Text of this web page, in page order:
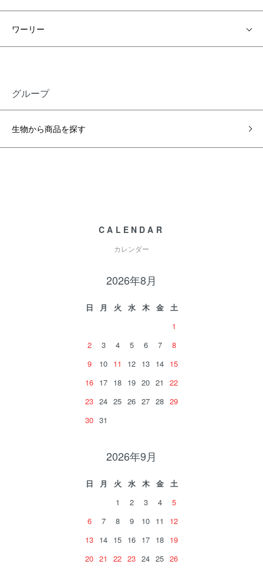
ワーリー
グループ
生物から商品を探す
CALENDAR
カレンダー
2026年8月
日 月 火 水 木 金
土
1
2
3 4 5 6 7
8
9
10 11 12 13 14 15
16 17 18 19 20 21
22
23 24 25 26 27 28 29
30 31
2026年9月
日 月 火 水 木 金
土
1
2 3 4
5
6
7 8 9 10 11
12
13 14 15 16 17 18 19
20 21 22 23 24 25 26